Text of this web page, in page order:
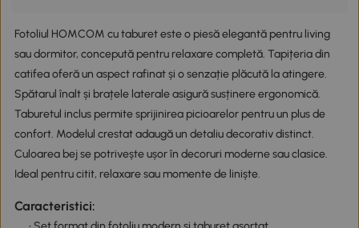
Fotoliul HOMCOM cu taburet este o piesă elegantă pentru living
sau dormitor, concepută pentru relaxare completă. Tapițeria din
catifea oferă un aspect rafinat și o senzație plăcută la atingere.
Spătarul înalt și brațele laterale asigură susținere ergonomică.
Taburetul inclus permite sprijinirea picioarelor pentru un plus de
confort. Modelul crestat adaugă un detaliu decorativ distinct.
Culoarea bej se potrivește ușor în decoruri moderne sau clasice.
Ideal pentru citit, relaxare sau momente de liniște.
Caracteristici: